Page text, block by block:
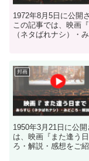
1972年8月5日に公開
この記事では、映画
（ネタばれナシ）・
邦画
1950年3月21日に公
は、映画『また逢う
ろ・解説・感想をご紹